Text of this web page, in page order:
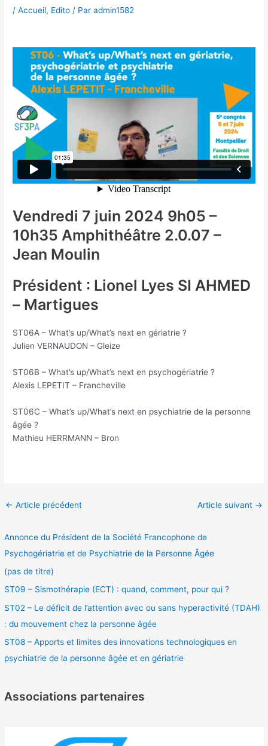
Annonce du Président de la Société Francophone de
Psychogériatrie et de Psychiatrie de la Personne Âgée
(pas de titre)
ST09 – Sismothérapie (ECT) : quand, comment, pour qui ?
ST02 – Le déficit de l’attention avec ou sans hyperactivité (TDAH)
: du mouvement chez la personne âgée
ST08 – Apports et limites des innovations technologiques en
psychiatrie de la personne âgée et en gériatrie
Associations partenaires
/Accueil, Edito / Paradmin1582
Vendredi 7 juin 2024 9h05 –
10h35 Amphithéâtre 2.0.07 –
Jean Moulin
Président : Lionel Lyes SI AHMED
– Martigues
ST06A – What’s up/What’s next en gériatrie ?
Julien VERNAUDON – Gleize
ST06B – What’s up/What’s next en psychogériatrie ?
Alexis LEPETIT – Francheville
ST06C – What’s up/What’s next en psychiatrie de la personne
âgée ?
Mathieu HERRMANN – Bron
Navigation
← Article précédent Article suivant →